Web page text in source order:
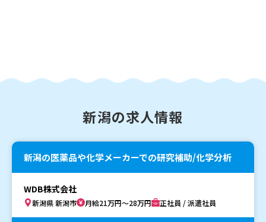
新潟の求人情報
新潟の医薬品や化学メーカーでの研究補助/化学分析
WDB株式会社
新潟県 新潟市 月給21万円～28万円 正社員 / 派遣社員